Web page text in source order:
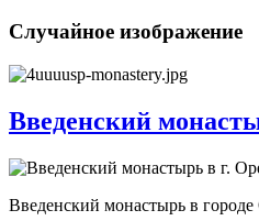
Случайное изображение
Введенский
Введенский монастырь в